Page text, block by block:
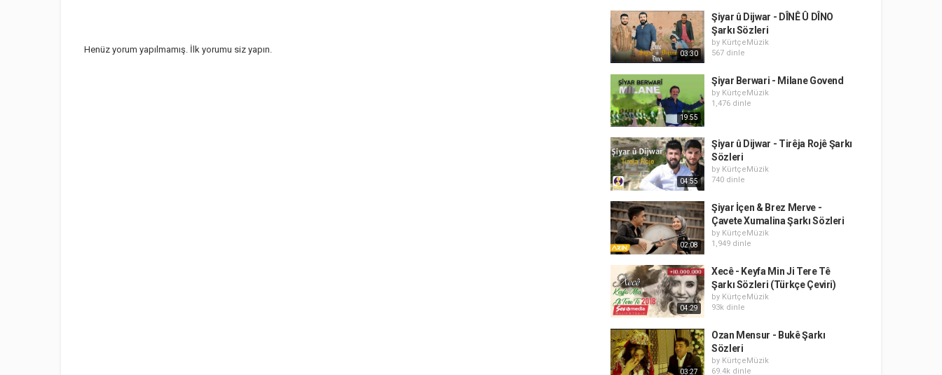
Henüz yorum yapılmamış. İlk yorumu siz yapın. 03:30
Şiyar û Dijwar - DÎNÊ Û DÎNO
Şarkı Sözleri
by KürtçeMüzik
567 dinle
19:55
Şiyar Berwari - Milane Govend
by KürtçeMüzik
1,476 dinle
04:55
Şiyar û Dijwar - Tirêja Rojê Şarkı
Sözleri
by KürtçeMüzik
740 dinle
02:08
Şiyar İçen & Brez Merve -
Çavete Xumalina Şarkı Sözleri
by KürtçeMüzik
1,949 dinle
04:29
Xecê - Keyfa Min Ji Tere Tê
Şarkı Sözleri (Türkçe Çeviri)
by KürtçeMüzik
93k dinle
03:27
Ozan Mensur - Bukê Şarkı
Sözleri
by KürtçeMüzik
69.4k dinle